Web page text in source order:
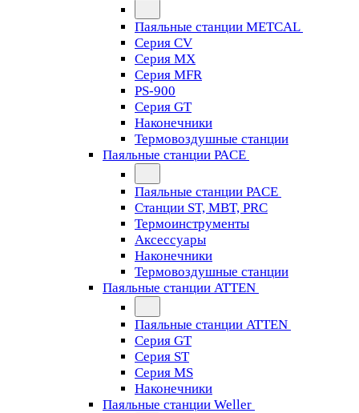
Паяльные станции METCAL
Серия CV
Серия MX
Серия MFR
PS-900
Серия GT
Наконечники
Термовоздушные станции
Паяльные станции PACE
Паяльные станции PACE
Станции ST, MBT, PRC
Термоинструменты
Аксессуары
Наконечники
Термовоздушные станции
Паяльные станции ATTEN
Паяльные станции ATTEN
Серия GT
Серия ST
Серия MS
Наконечники
Паяльные станции Weller